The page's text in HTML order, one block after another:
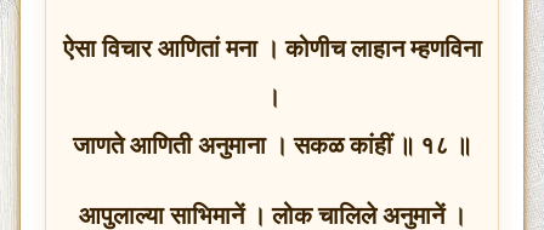
ऐसा विचार आणितां मना । कोणीच लाहान म्हणविना
।
जाणते आणिती अनुमाना । सकळ कांहीं ॥ १८ ॥
आपुलाल्या साभिमानें । लोक चालिले अनुमानें ।